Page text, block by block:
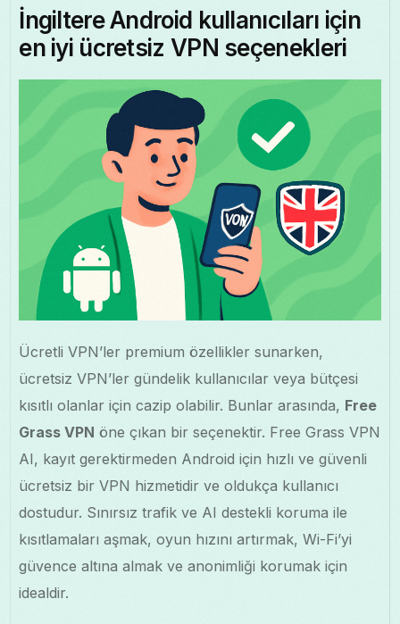
İngiltere Android kullanıcıları için
en iyi ücretsiz VPN seçenekleri
Ücretli VPN’ler premium özellikler sunarken,
ücretsiz VPN’ler gündelik kullanıcılar veya bütçesi
kısıtlı olanlar için cazip olabilir. Bunlar arasında, Free
Grass VPN öne çıkan bir seçenektir. Free Grass VPN
AI, kayıt gerektirmeden Android için hızlı ve güvenli
ücretsiz bir VPN hizmetidir ve oldukça kullanıcı
dostudur. Sınırsız trafik ve AI destekli koruma ile
kısıtlamaları aşmak, oyun hızını artırmak, Wi-Fi’yi
güvence altına almak ve anonimliği korumak için
idealdir.